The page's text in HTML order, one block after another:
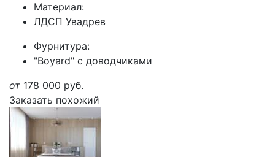
Материал:
ЛДСП Увадрев
Фурнитура:
"Boyard" с доводчиками
от 178 000 руб.
Заказать похожий